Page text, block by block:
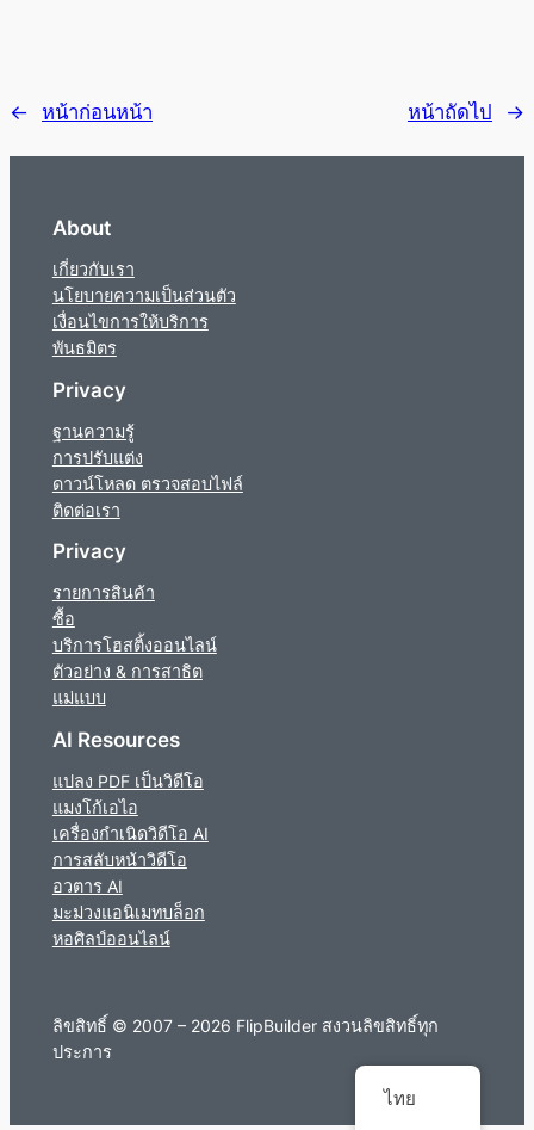
← หน้าก่อนหน้า หน้าถัดไป →
About
เกี่ยวกับเรา
นโยบายความเป็นส่วนตัว
เงื่อนไขการให้บริการ
พันธมิตร
Privacy
ฐานความรู้
การปรับแต่ง
ดาวน์โหลด ตรวจสอบไฟล์
ติดต่อเรา
Privacy
รายการสินค้า
ซื้อ
บริการโฮสติ้งออนไลน์
ตัวอย่าง & การสาธิต
แม่แบบ
AI Resources
แปลง PDF เป็นวิดีโอ
แมงโก้เอไอ
เครื่องกำเนิดวิดีโอ AI
การสลับหน้าวิดีโอ
อวตาร AI
มะม่วงแอนิเมทบล็อก
หอศิลป์ออนไลน์
ลิขสิทธิ์ © 2007 – 2026 FlipBuilder สงวนลิขสิทธิ์ทุก
ประการ
ไทย